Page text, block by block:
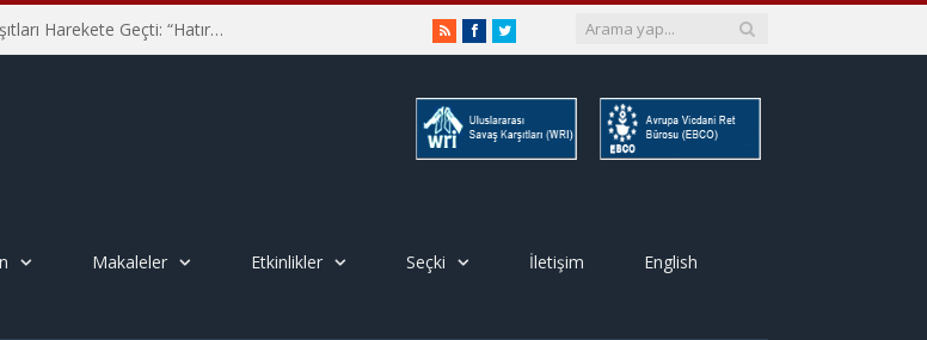
Hiroşima’nın 81. Yılında İtalyan Savaş Karşıtları Harekete Geçti: “Hatırlamak yeterli değil” RSSFacebookTwitter
Makaleler Etkinlikler Seçki İletişim English